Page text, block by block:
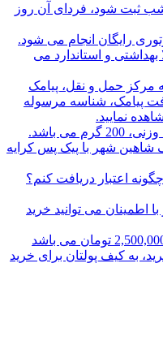
هایی که تا ساعت 11 شب ثبت شود، فردای آن روز
رایگان انجام می شود.
و استاندارد می
مرکز حمل و نقل، پیامک
پیامک، شناسه مرسوله
نمایید.
می باشد.
شهر با پیک پس کرایه
اعتبار دریافت کنم؟
اطمینان می توانید خرید
به کیف پولتان برای خرید